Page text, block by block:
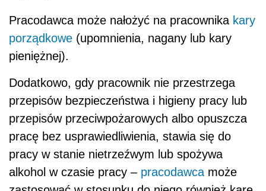
Pracodawca może nałożyć na pracownika kary
porządkowe (upomnienia, nagany lub kary
pieniężnej).
Dodatkowo, gdy pracownik nie przestrzega
przepisów bezpieczeństwa i higieny pracy lub
przepisów przeciwpożarowych albo opuszcza
pracę bez usprawiedliwienia, stawia się do
pracy w stanie nietrzeźwym lub spożywa
alkohol w czasie pracy – pracodawca może